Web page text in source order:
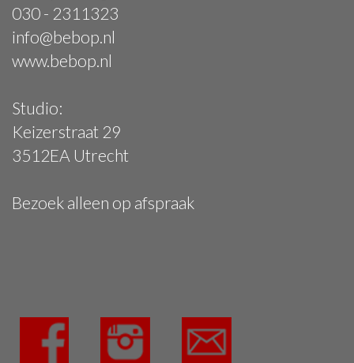
030 - 2311323
info@bebop.nl
www.bebop.nl
Studio:
Keizerstraat 29
3512EA Utrecht
Bezoek alleen op afspraak